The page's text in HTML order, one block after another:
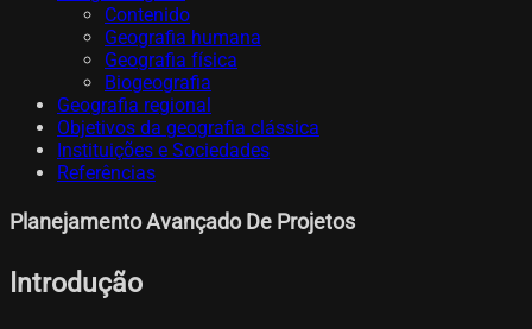
Contenido
Geografia humana
Geografia física
Biogeografia
Geografia regional
Objetivos da geografia clássica
Instituições e Sociedades
Referências
Planejamento Avançado De Projetos
Introdução